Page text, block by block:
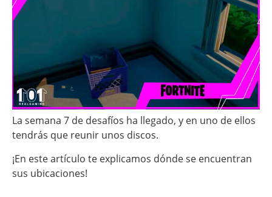
La semana 7 de desafíos ha llegado, y en uno de ellos
tendrás que reunir unos discos.
¡En este artículo te explicamos dónde se encuentran
sus ubicaciones!